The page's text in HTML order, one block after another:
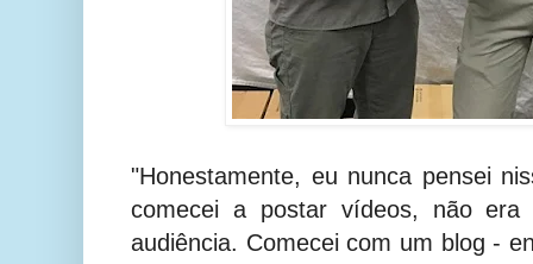
"Honestamente, eu nunca pensei
comecei a postar vídeos, não era
audiência. Comecei com um blog -